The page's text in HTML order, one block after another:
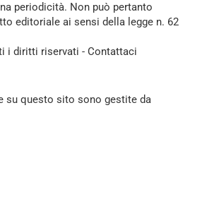
periodicità. Non può pertanto
editoriale ai sensi della legge n. 62
i diritti riservati - Contattaci
su questo sito sono gestite da